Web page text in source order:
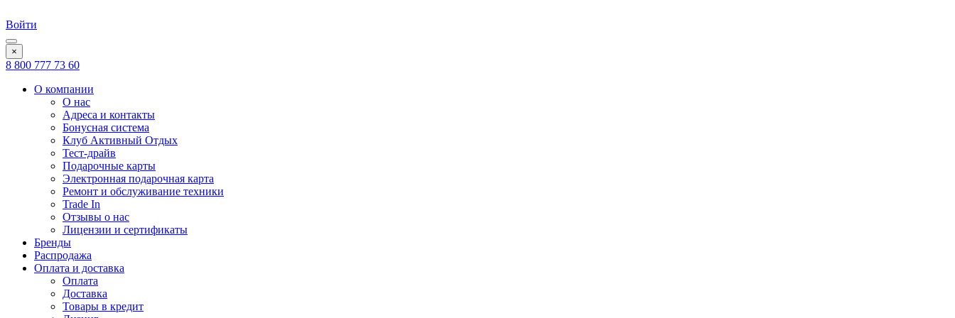
Войти
×
8 800 777 73 60
О компании
О нас
Адреса и контакты
Бонусная система
Клуб Активный Отдых
Тест-драйв
Подарочные карты
Электронная подарочная карта
Ремонт и обслуживание техники
Trade In
Отзывы о нас
Лицензии и сертификаты
Бренды
Распродажа
Оплата и доставка
Оплата
Доставка
Товары в кредит